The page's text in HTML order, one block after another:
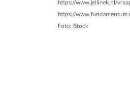
https://www.jellinek.nl/
https://
Foto: iStock